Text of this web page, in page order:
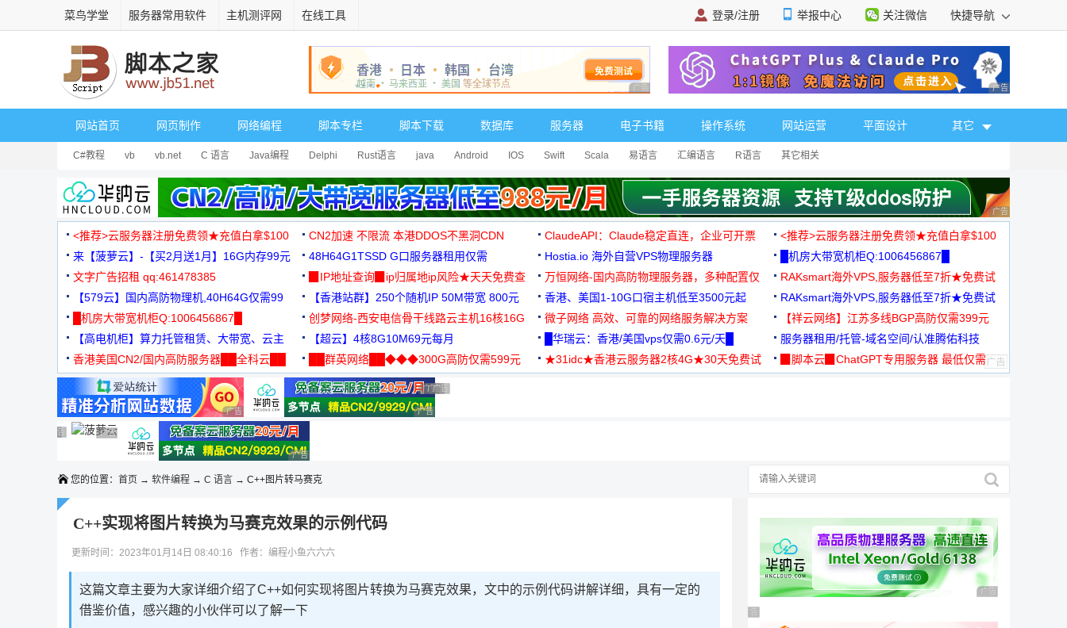
菜鸟学堂 服务器常用软件 主机测评网 在线工具 登录/注册 举报中心 关注微信 快捷导航
广告 商业广告，理性选择 广告 商业广告，理
网站首页 网页制作 网络编程 脚本专栏 脚本下载 数据库 服务器 电子书籍 操作系统 网站运营 平面设计 其它
C#教程 vb vb.net C 语言 Java编程 Delphi Rust语言 java Android IOS Swift Scala 易语言 汇编语言 R语言 其它相关
广告 商业广告，理
<推荐>云服务器注册免费领★充值白拿$100 CN2加速 不限流 本港DDOS不黑洞CDN ClaudeAPI：Claude稳定直连，企业可开票
<推荐>云服务器注册免费领★充值白拿$100
来【菠萝云】-【买2月送1月】16G内存99元
48H64G1TSSD G口服务器租用仅需
3000+可免费测试
Hostia.io 海外自营VPS物理服务器
█机房大带宽机柜Q:1006456867█
文字广告招租 qq:461478385
▉IP地址查询▉ip归属地ip风险★天天免费查
万恒网络-国内高防物理服务器，多种配置仅
99元/月起
RAKsmart海外VPS,服务器低至7折★免费试
用★
【579云】国内高防物理机,40H64G仅需99
元
【香港站群】250个随机IP 50M带宽 800元 香港、美国1-10G口宿主机低至3500元起
RAKsmart海外VPS,服务器低至7折★免费试
用★
█机房大带宽机柜Q:1006456867█
创梦网络-西安电信骨干线路云主机16核16G
88元/月
微子网络 高效、可靠的网络服务解决方案
【祥云网络】江苏多线BGP高防仅需399元
【高电机柜】算力托管租赁、大带宽、云主
机
【超云】4核8G10M69元每月 █华瑞云：香港/美国vps仅需0.6元/天█
服务器租用/托管-域名空间/认准腾佑科技
香港美国CN2/国内高防服务器██全科云██
██群英网络██◆◆◆300G高防仅需599元
◆◆◆
★31idc★香港云服务器2核4G★30天免费试
▉脚本云▉ChatGPT专用服务器 最低仅需
广告 商业广告，理性选择 广告 商业广告，理性选择
广告 商业广告，理性选择
广告 商业广告，理性选择
广告 商业广告，理性选择
广告 商业广告，理性选择
广告 商业广告，理性选择
广告 商业广告，理性选择广告 商业广告，理性选择
广告 商业广告，理性选择
您的位置： 首页 → 软件编程 → C 语言 → C++图片转马赛克
C++实现将图片转换为马赛克效果的示例代码
更新时间：2023年01月14日 08:40:16 作者：编程小鱼六六六
这篇文章主要为大家详细介绍了C++如何实现将图片转换为马赛克效果，文中的示例代码讲解详细，具有一定的
借鉴价值，感兴趣的小伙伴可以了解一下
广告 商业广告，理性
广告 商业广告，理性选择